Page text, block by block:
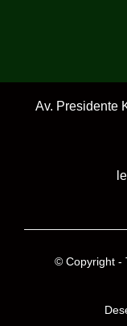
Av. Presidente
© Copyright -